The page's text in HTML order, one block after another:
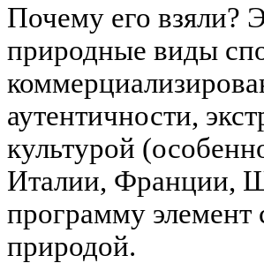
Почему его взяли?
природные виды
аутентичности,
культурой
Италии, Франции,
программу элемент
природой.